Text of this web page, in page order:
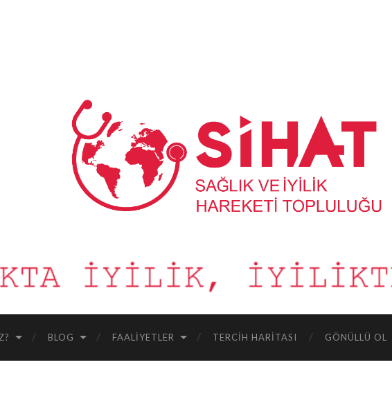
İyilik
Hareketi
BLOG FAALIYETLER TERCIH HARITASI GÖNÜLLÜ OL